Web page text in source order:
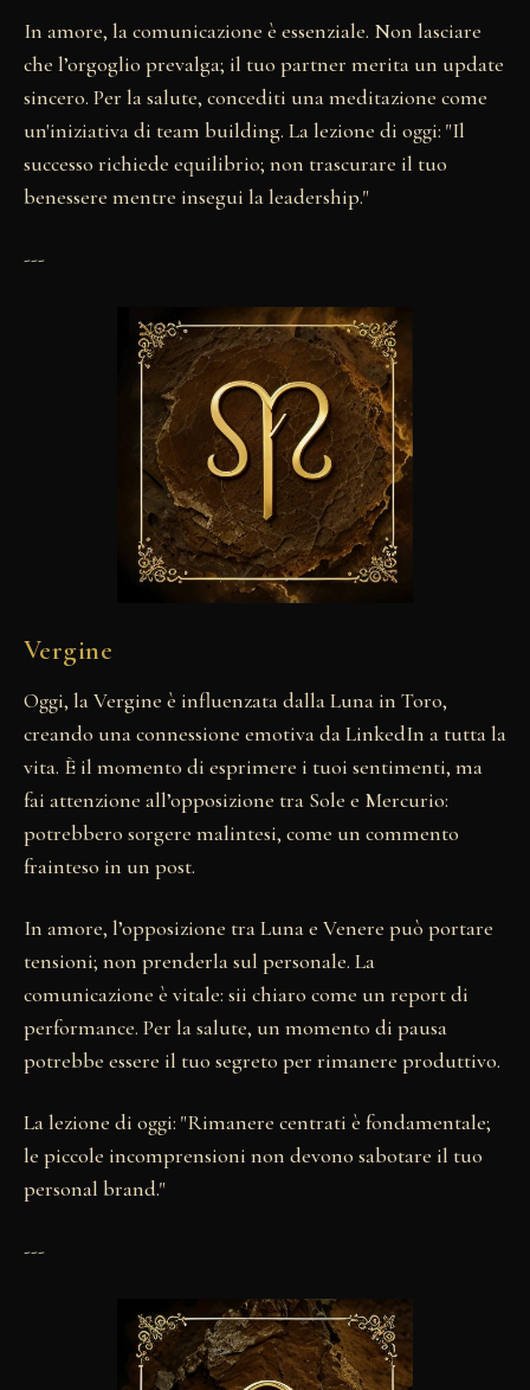
In amore, la comunicazione è essenziale. Non lasciare
che l’orgoglio prevalga; il tuo partner merita un update
sincero. Per la salute, concediti una meditazione come
un'iniziativa di team building. La lezione di oggi: "Il
successo richiede equilibrio; non trascurare il tuo
benessere mentre insegui la leadership."
---
Vergine
Oggi, la Vergine è influenzata dalla Luna in Toro,
creando una connessione emotiva da LinkedIn a tutta la
vita. È il momento di esprimere i tuoi sentimenti, ma
fai attenzione all’opposizione tra Sole e Mercurio:
potrebbero sorgere malintesi, come un commento
frainteso in un post.
In amore, l’opposizione tra Luna e Venere può portare
tensioni; non prenderla sul personale. La
comunicazione è vitale: sii chiaro come un report di
performance. Per la salute, un momento di pausa
potrebbe essere il tuo segreto per rimanere produttivo.
La lezione di oggi: "Rimanere centrati è fondamentale;
le piccole incomprensioni non devono sabotare il tuo
personal brand."
---